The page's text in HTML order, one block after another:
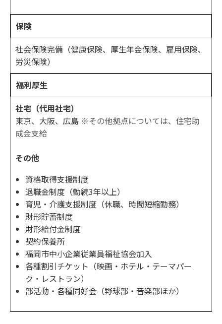
保険
社会保険完備（健康保険、厚生年金保険、雇用保険、
労災保険）
福利厚生
社宅（代用社宅）
東京、大阪、広島 ※その他拠点については、住宅助
成金支給
​​​​​​​その他
資格取得支援制度
退職金制度（勤続3年以上）
育児・介護支援制度（休職、時間短縮勤務）
財形貯蓄制度
財形給付金制度
契約保養所
福岡市中小企業従業員福祉協会加入
各種割引チケット（映画・ホテル・テーマパー
ク・レストラン）
部活動・各種同好会（野球部・音楽部ほか）